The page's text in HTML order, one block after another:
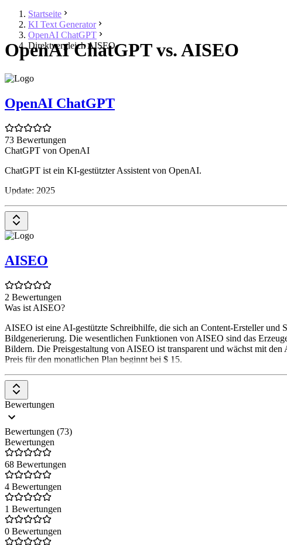
Startseite
KI Text Generator
OpenAI ChatGPT
Direktvergleich AISEO
OpenAI ChatGPT vs. AISEO
OpenAI ChatGPT
73 Bewertungen
ChatGPT von OpenAI
ChatGPT ist ein KI-gestützter Assistent von OpenAI.
Update: 2025
AISEO
2 Bewertungen
Was ist AISEO?
AISEO ist eine AI-gestützte Schreibhilfe, die sich an Content-Ersteller und
Bildgenerierung. Die wesentlichen Funktionen von AISEO sind das
Bildern. Die Preisgestaltung von AISEO ist transparent und wächst mit
Preis für den monatlichen Plan beginnt bei $ 15.
Bewertungen
Bewertungen (73)
Bewertungen
68 Bewertungen
4 Bewertungen
1 Bewertungen
0 Bewertungen